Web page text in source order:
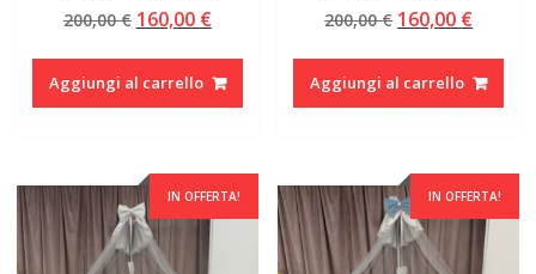
200,00€ Il
originale
era:
160,00 €Il
attuale
è:
Aggiungi al carrello
200,00€ Il
originale
era:
160,00 €Il
è:
Aggiungi al carrello
IN OFFERTA! IN OFFERTA!